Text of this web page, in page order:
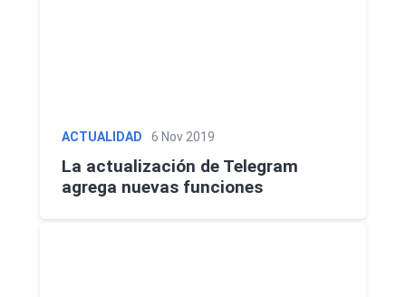
ACTUALIDAD 6 Nov 2019
La actualización de Telegram
agrega nuevas funciones